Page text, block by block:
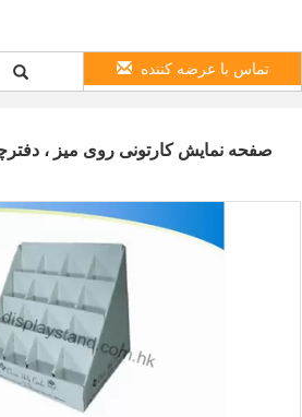
تماس با عرضه کننده
صفحه نمایش کارتونی روی میز ،